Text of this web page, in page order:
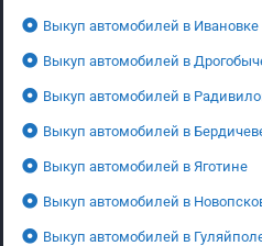
Выкуп автомобилей в Ивановке
Выкуп автомобилей в
Выкуп автомобилей в
Выкуп автомобилей в
Выкуп автомобилей в Яготине
Выкуп автомобилей в
Выкуп автомобилей в